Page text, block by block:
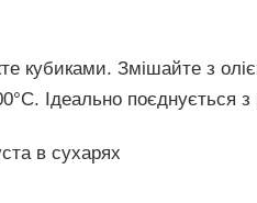
кубиками. Змішайте з
Ідеально поєднується
в сухарях